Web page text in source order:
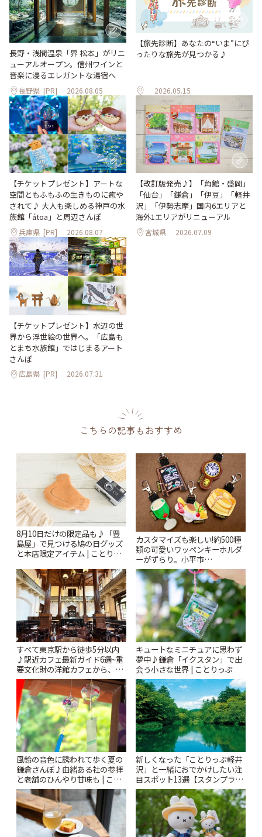
長野・浅間温泉「界 松本」がリニ
ューアルオープン。信州ワインと
音楽に浸るエレガントな湯宿へ
長野県 [PR] 2026.08.05
【旅先診断】あなたの“いま”にぴ
ったりな旅先が見つかる♪
2026.05.15
【チケットプレゼント】アートな
空間ともふもふの生きものに癒や
されて♪ 大人も楽しめる神戸の水
族館「átoa」と周辺さんぽ
兵庫県 [PR] 2026.08.07
【改訂版発売♪】「角館・盛岡」
「仙台」「鎌倉」「伊豆」「軽井
沢」「伊勢志摩」国内6エリアと
海外1エリアがリニューアル
宮城県 2026.07.09
【チケットプレゼント】水辺の世
界から浮世絵の世界へ。「広島も
とまち水族館」ではじまるアート
さんぽ
広島県 [PR] 2026.07.31
こちらの記事もおすすめ
8月10日だけの限定品も♪「豊
島屋」で見つける鳩の日グッズ
と本店限定アイテム | ことりっ
カスタマイズも楽しい!約500種
類の可愛いワッペンキーホルダ
ーがずらり。小平市
「Kimamaya T&K」 | ことりっ
ぷ
すべて東京駅から徒歩5分以内
♪駅近カフェ最新ガイド6選~重
要文化財の洋館カフェから、改
札すぐのレトロ喫茶まで~ | こと
りっぷ
キュートなミニチュアに思わず
夢中♪鎌倉「イクスタン」で出
会う小さな世界 | ことりっぷ
風鈴の音色に誘われて歩く夏の
鎌倉さんぽ♪由緒ある社の参拝
と老舗のひんやり甘味も | こと
りっぷ
新しくなった「ことりっぷ軽井
沢」と一緒におでかけしたい注
目スポット13選【スタンプラリ
ー開催中】 | ことりっぷ